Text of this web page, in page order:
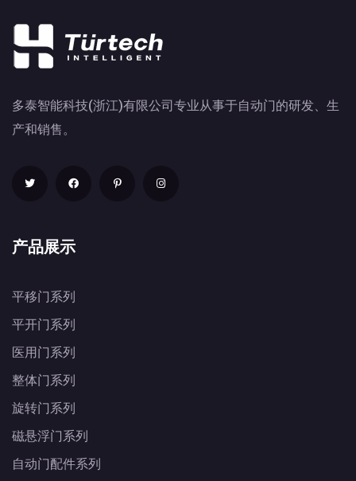
多泰智能科技(浙江)有限公司专业从事于自动门的研发、生
产和销售。
产品展示
平移门系列
平开门系列
医用门系列
整体门系列
旋转门系列
磁悬浮门系列
自动门配件系列